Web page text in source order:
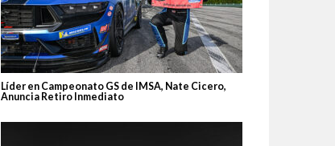
Líder en Campeonato GS de IMSA, Nate Cicero,
Anuncia Retiro Inmediato